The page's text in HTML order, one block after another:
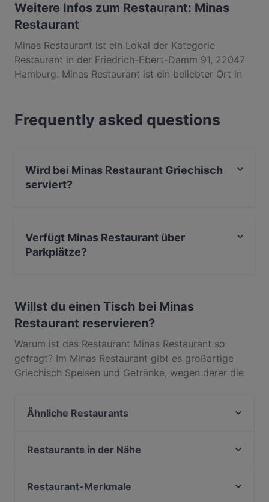
Weitere Infos zum Restaurant: Minas
Restaurant
Minas Restaurant ist ein Lokal der Kategorie
Restaurant in der Friedrich-Ebert-Damm 91, 22047
Hamburg. Minas Restaurant ist ein beliebter Ort in
Feinschmeckererlebnis bist, entdecke die Gerichte
im Minas Restaurant und erlebe authentische
Frequently asked questions
Wird bei Minas Restaurant Griechisch
serviert?
Verfügt Minas Restaurant über
Parkplätze?
Willst du einen Tisch bei Minas
Restaurant reservieren?
Warum ist das Restaurant Minas Restaurant so
gefragt? Im Minas Restaurant gibt es großartige
Griechisch Speisen und Getränke, wegen derer die
wie Mediterran, Europäisch. Finde heraus, was Minas
unterscheidet, und reserviere noch heute einen Tisch
Ähnliche Restaurants
Wandsbeker Almhütte
Restaurants in der Nähe
Alstercafe
Restaurant-Merkmale